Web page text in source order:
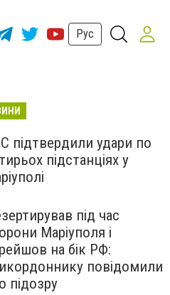
Рус
підтвердили удари по
підстанціях у
під час
Маріуполя і
на бік РФ:
повідомили
підозру